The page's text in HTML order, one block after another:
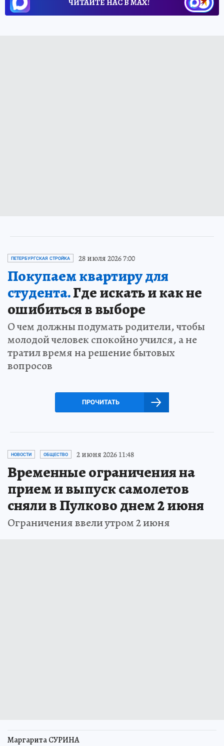
ЧИТАЙТЕ НАС В МАХ!
ПЕТЕРБУРГСКАЯ СТРОЙКА 28 июля 2026 7:00
Покупаем квартиру для
студента.Где искать и как не
ошибиться в выборе
О чем должны подумать родители, чтобы
молодой человек спокойно учился, а не
тратил время на решение бытовых
вопросов
ПРОЧИТАТЬ
НОВОСТИ ОБЩЕСТВО 2 июня 2026 11:48
Временные ограничения на
прием и выпуск самолетов
сняли в Пулково днем 2 июня
Ограничения ввели утром 2 июня
Маргарита СУРИНА